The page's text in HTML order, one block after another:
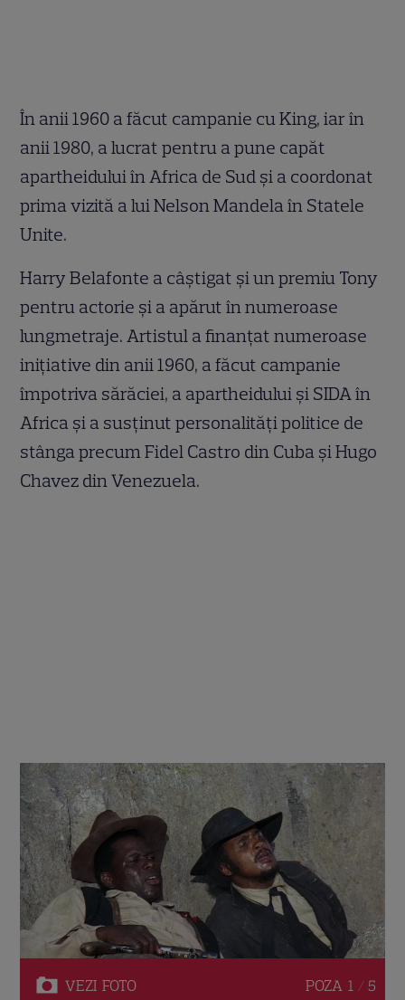
În anii 1960 a făcut campanie cu King, iar în
anii 1980, a lucrat pentru a pune capăt
apartheidului în Africa de Sud și a coordonat
prima vizită a lui Nelson Mandela în Statele
Unite.
Harry Belafonte a câștigat și un premiu Tony
pentru actorie și a apărut în numeroase
lungmetraje. Artistul a finanțat numeroase
inițiative din anii 1960, a făcut campanie
împotriva sărăciei, a apartheidului și SIDA în
Africa și a susținut personalități politice de
stânga precum Fidel Castro din Cuba și Hugo
Chavez din Venezuela.
VEZI FOTO POZA 1 / 5